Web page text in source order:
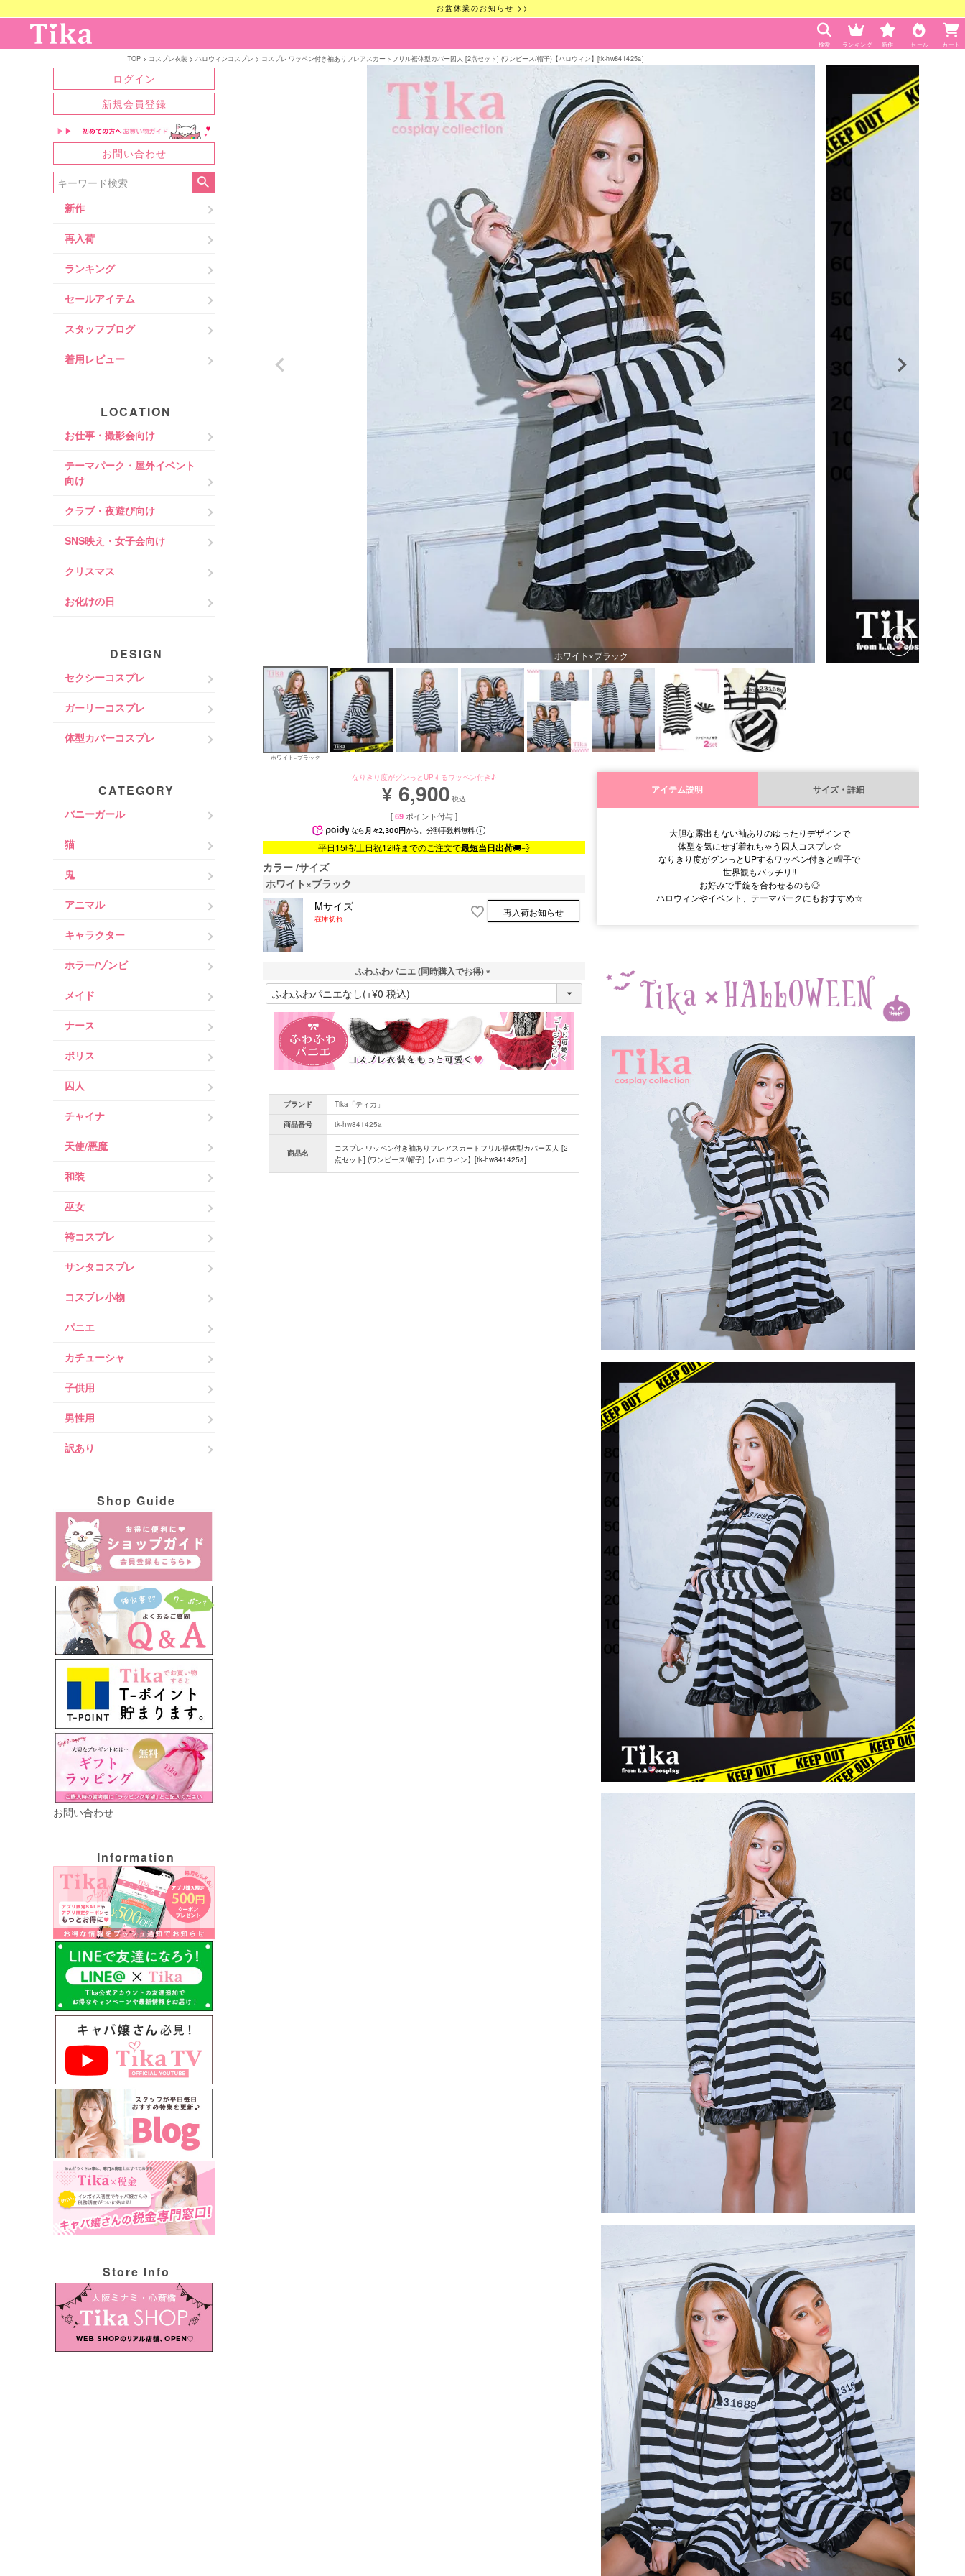
お盆休業のお知らせ >>
検索 ランキング 新作 セール カート
TOP コスプレ衣装 ハロウィンコスプレ コスプレ ワッペン付き袖ありフレアスカートフリル裾体型カバー囚人 [2点セット] (ワンピース/帽子)【ハロウィン】[tk-hw841425a]
ログイン
新規会員登録
お問い合わせ
新作
再入荷
ランキング
セールアイテム
スタッフブログ
着用レビュー
LOCATION
お仕事・撮影会向け
テーマパーク・屋外イベント
向け
クラブ・夜遊び向け
SNS映え・女子会向け
クリスマス
お化けの日
DESIGN
セクシーコスプレ
ガーリーコスプレ
体型カバーコスプレ
CATEGORY
バニーガール
猫
鬼
アニマル
キャラクター
ホラー/ゾンビ
メイド
ナース
ポリス
囚人
チャイナ
天使/悪魔
和装
巫女
袴コスプレ
サンタコスプレ
コスプレ小物
パニエ
カチューシャ
子供用
男性用
訳あり
Shop Guide
お問い合わせ
Information
Store Info
ホワイト×ブラック
ホワイト×ブラック
なりきり度がグンっとUPするワッペン付き♪
¥ 6,900 税込
[69 ポイント付与 ]
なら 月々2,300円から。分割手数料無料
平日15時/土日祝12時までのご注文で最短当日出荷🚚💨
カラー サイズ
ホワイト×ブラック
Mサイズ
在庫切れ
再入荷お知らせ
ふわふわパニエ (同時購入でお得)
(
必
)
ブランド
Tika「ティカ」
商品番号
tk-hw841425a
商品名
コスプレ ワッペン付き袖ありフレアスカートフリル裾体型カバー囚人 [2
点セット] (ワンピース/帽子)【ハロウィン】[tk-hw841425a]
アイテム説明 サイズ・詳細
大胆な露出もない袖ありのゆったりデザインで
体型を気にせず着れちゃう囚人コスプレ☆
なりきり度がグンっとUPするワッペン付きと帽子で
世界観もバッチリ!!
お好みで手錠を合わせるのも◎
ハロウィンやイベント、テーマパークにもおすすめ☆